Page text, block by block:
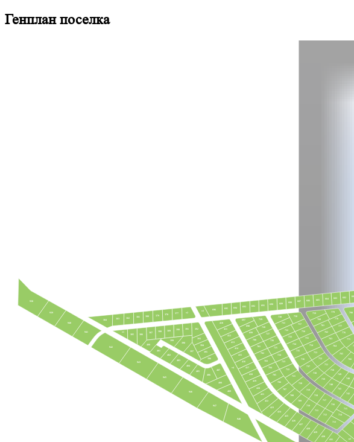
Генплан поселка
т2
377
378
379
380
381
382
383
384
т1
385
386
387 388 389 390 391 392
393
394
395
396
397
398
399
400
401
402
403
404
405
406
407
408
409
410
411
412
413
414
415
416
417
418
419
420
421
422
423
424
425
426
427
428
429
430
431
к3
т4
682
683
684
685
686
687
688
689
690
691
692
693
694
695
696
697
698
699
700
701
702
703
704
705
706
707
708
709
710
711
712
713
714
715
716
717
718
719
720
721
722
723
724
725
726
727
728
729
730
731
732
733
734
735
736
737
738
739
740
741
742
748
749
750
751
752
753
754
755
756
757
758
759
760
761
762
763
764
765
766
775
776
777
778
779 790
т3
945
938
939
940
941
942
946
943
947
948